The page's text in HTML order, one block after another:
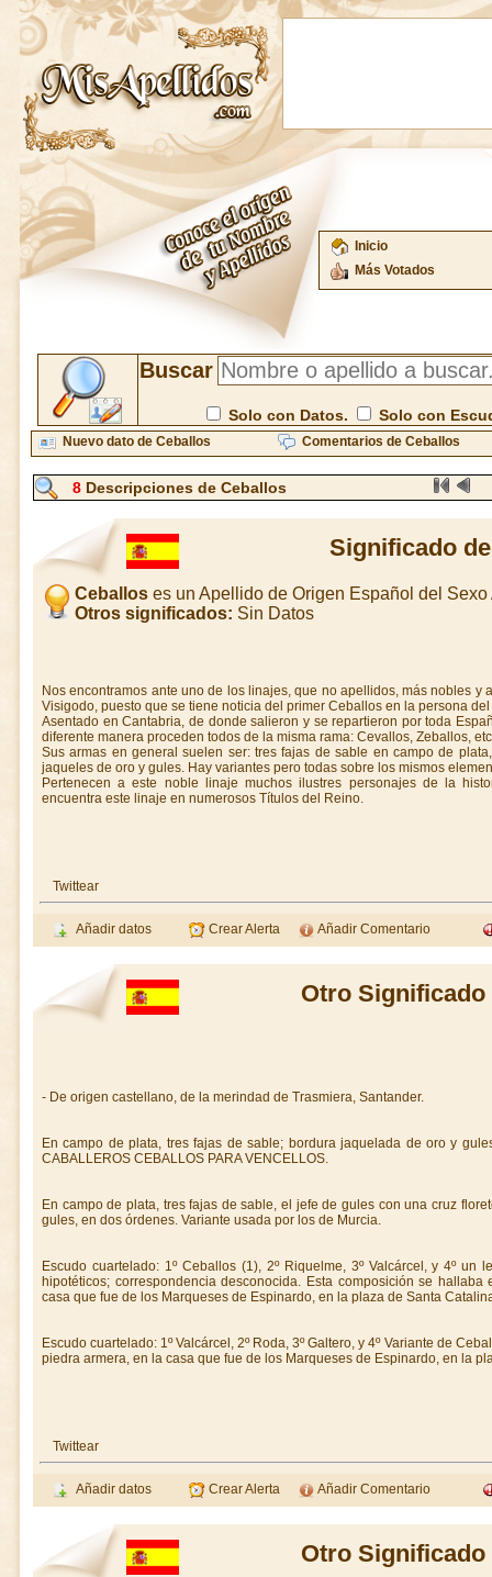
Inicio
Más Votados
Buscar
Solo con Datos. Solo con
Nuevo dato de Ceballos Comentarios de Ceballos
8Descripciones de Ceballos
Significado
Ceballos es un Apellido de Origen Español del Sexo
Otros significados: Sin Datos
Nos encontramos ante uno de los linajes, que no apellidos, más nobles y
Visigodo, puesto que se tiene noticia del primer Ceballos en la persona
Asentado en Cantabria, de donde salieron y se repartieron por toda
diferente manera proceden todos de la misma rama: Cevallos, Zeballos,
Sus armas en general suelen ser: tres fajas de sable en campo de
jaqueles de oro y gules. Hay variantes pero todas sobre los mismos
Pertenecen a este noble linaje muchos ilustres personajes de la
encuentra este linaje en numerosos Títulos del Reino.
Twittear
Añadir datos Crear Alerta Añadir Comentario
Otro Significado
- De origen castellano, de la merindad de Trasmiera, Santander.
En campo de plata, tres fajas de sable; bordura jaquelada de oro y
CABALLEROS CEBALLOS PARA VENCELLOS.
En campo de plata, tres fajas de sable, el jefe de gules con una cruz
gules, en dos órdenes. Variante usada por los de Murcia.
Escudo cuartelado: 1º Ceballos (1), 2º Riquelme, 3º Valcárcel, y 4º un
hipotéticos; correspondencia desconocida. Esta composición se
casa que fue de los Marqueses de Espinardo, en la plaza de Santa
Escudo cuartelado: 1º Valcárcel, 2º Roda, 3º Galtero, y 4º Variante de
piedra armera, en la casa que fue de los Marqueses de Espinardo, en la
Twittear
Añadir datos Crear Alerta Añadir Comentario
Otro Significado